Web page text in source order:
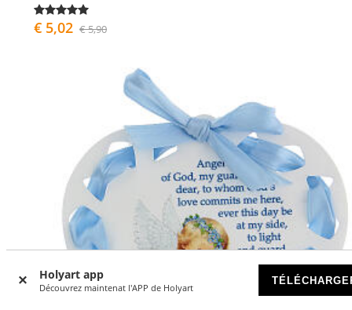
Holyart app
Découvrez maintenat l'APP de Holyart
€ 5,02 € 5,90